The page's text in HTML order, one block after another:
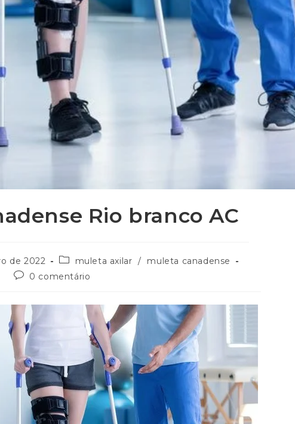
Rio branco AC
de 2022 muleta axilar /
muleta canadense
0 comentário